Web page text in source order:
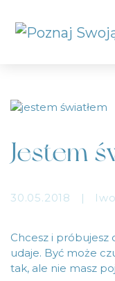
Jestem
30.05.2018 |
Chcesz i próbujesz
udaje. Być może
tak, ale nie masz